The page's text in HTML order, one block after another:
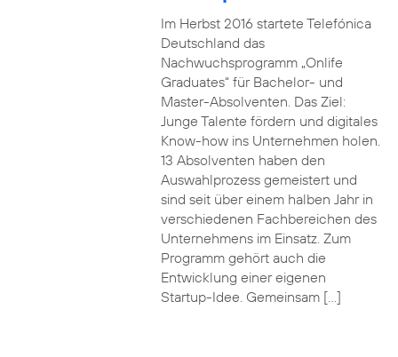
Im Herbst 2016 startete Telefónica
Deutschland das
Nachwuchsprogramm „Onlife
Graduates“ für Bachelor- und
Master-Absolventen. Das Ziel:
Junge Talente fördern und digitales
Know-how ins Unternehmen holen.
13 Absolventen haben den
Auswahlprozess gemeistert und
sind seit über einem halben Jahr in
verschiedenen Fachbereichen des
Unternehmens im Einsatz. Zum
Programm gehört auch die
Entwicklung einer eigenen
Startup-Idee. Gemeinsam […]